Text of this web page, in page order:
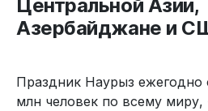
Центральной Азии,
Азербайджане и
Праздник Наурыз ежегодно
млн человек по всему